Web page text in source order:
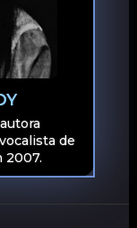
de
2007.